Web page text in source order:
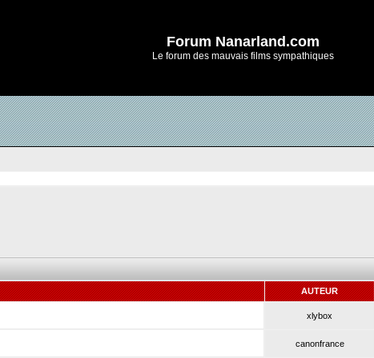
Forum Nanarland.com
Le forum des mauvais films sympathiques
AUTEUR
xlybox
canonfrance